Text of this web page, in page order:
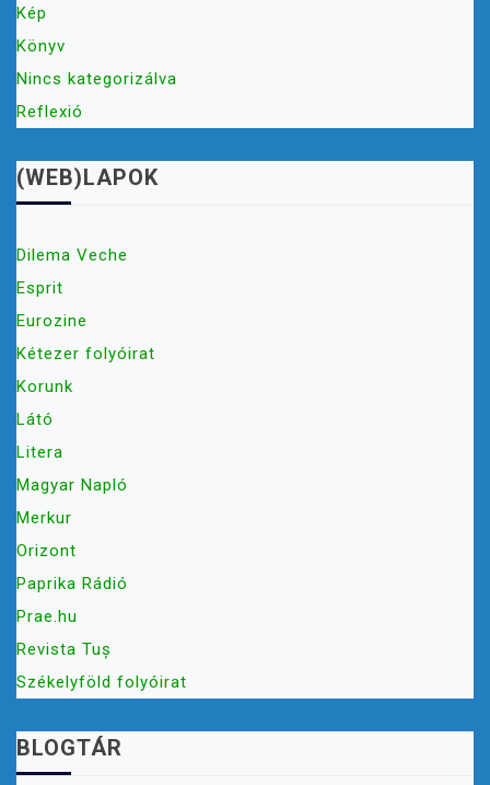
Kép
Könyv
Nincs kategorizálva
Reflexió
(WEB)LAPOK
Dilema Veche
Esprit
Eurozine
Kétezer folyóirat
Korunk
Látó
Litera
Magyar Napló
Merkur
Orizont
Paprika Rádió
Prae.hu
Revista Tuș
Székelyföld folyóirat
BLOGTÁR